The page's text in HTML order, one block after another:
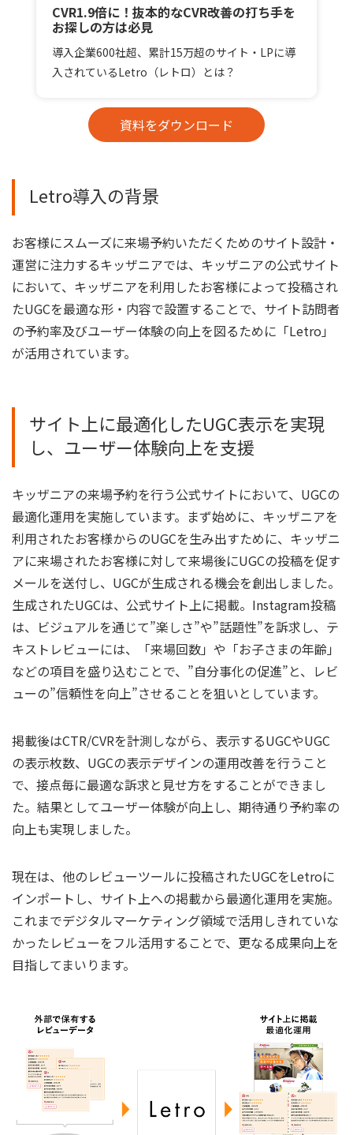
CVR1.9倍に！抜本的なCVR改善の打ち手を
お探しの方は必見
導入企業600社超、累計15万超のサイト・LPに導
入されているLetro（レトロ）とは？
資料をダウンロード
Letro導入の背景
お客様にスムーズに来場予約いただくためのサイト設計・
運営に注力するキッザニアでは、キッザニアの公式サイト
において、キッザニアを利用したお客様によって投稿され
たUGCを最適な形・内容で設置することで、サイト訪問者
の予約率及びユーザー体験の向上を図るために「Letro」
が活用されています。
サイト上に最適化したUGC表示を実現
し、ユーザー体験向上を支援
キッザニアの来場予約を行う公式サイトにおいて、UGCの
最適化運用を実施しています。まず始めに、キッザニアを
利用されたお客様からのUGCを生み出すために、キッザニ
アに来場されたお客様に対して来場後にUGCの投稿を促す
メールを送付し、UGCが生成される機会を創出しました。
生成されたUGCは、公式サイト上に掲載。Instagram投稿
は、ビジュアルを通じて”楽しさ”や”話題性”を訴求し、テ
キストレビューには、「来場回数」や「お子さまの年齢」
などの項目を盛り込むことで、”自分事化の促進”と、レビ
ューの”信頼性を向上”させることを狙いとしています。
掲載後はCTR/CVRを計測しながら、表示するUGCやUGC
の表示枚数、UGCの表示デザインの運用改善を行うこと
で、接点毎に最適な訴求と見せ方をすることができまし
た。結果としてユーザー体験が向上し、期待通り予約率の
向上も実現しました。
現在は、他のレビューツールに投稿されたUGCをLetroに
インポートし、サイト上への掲載から最適化運用を実施。
これまでデジタルマーケティング領域で活用しきれていな
かったレビューをフル活用することで、更なる成果向上を
目指してまいります。